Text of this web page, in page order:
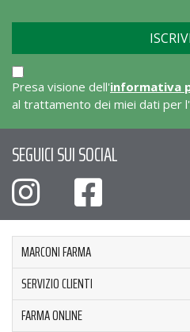
Presa visione dell'informativa
al trattamento dei miei dati per
SEGUICI SUI SOCIAL
MARCONI FARMA
SERVIZIO CLIENTI
FARMA ONLINE